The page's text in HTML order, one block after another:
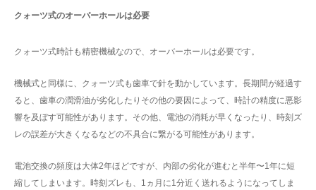
クォーツ式のオーバーホールは必要
クォーツ式時計も精密機械なので、オーバーホールは必要です。
機械式と同様に、クォーツ式も歯車で針を動かしています。長期間が経過す
ると、歯車の潤滑油が劣化したりその他の要因によって、時計の精度に悪影
響を及ぼす可能性があります。その他、電池の消耗が早くなったり、時刻ズ
レの誤差が大きくなるなどの不具合に繋がる可能性があります。
電池交換の頻度は大体2年ほどですが、内部の劣化が進むと半年〜1年に短
縮してしまいます。時刻ズレも、1ヵ月に1分近く送れるようになってしま